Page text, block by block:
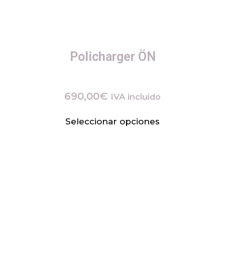
Policharger ÖN
690,00€ IVA incluido
Seleccionar opciones